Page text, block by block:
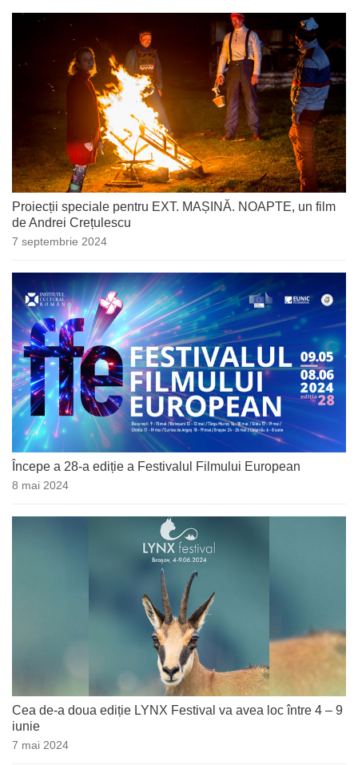
Proiecții speciale pentru EXT. MAȘINĂ. NOAPTE, un film
de Andrei Crețulescu
7 septembrie 2024
Începe a 28-a ediție a Festivalul Filmului European
8 mai 2024
Cea de-a doua ediție LYNX Festival va avea loc între 4 – 9
iunie
7 mai 2024